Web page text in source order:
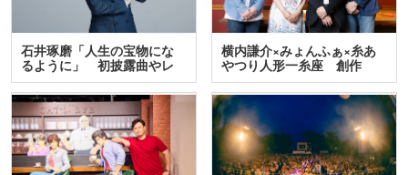
石井琢磨「人生の宝物にな
るように」 初披露曲やレ
ア…
横内謙介×みょんふぁ×糸あ
やつり人形一糸座 創作
人…